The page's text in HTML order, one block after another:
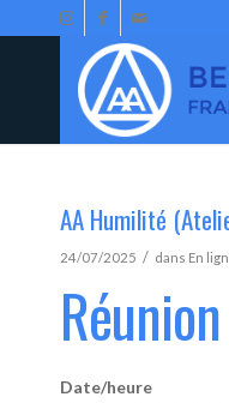
AA Humilité
24/07/2025 / dans En
Date/heure